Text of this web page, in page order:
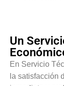
Un
En Servicio
la satisfacción